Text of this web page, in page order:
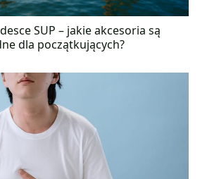
SUP – jakie akcesoria są
dla początkujących?